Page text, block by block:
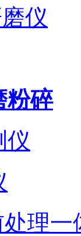
仪
粉碎
仪
处理一